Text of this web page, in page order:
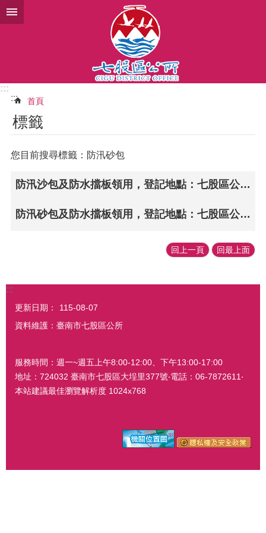
跳到主要內容區塊
:::
:::
首頁
標籤
您目前搜尋標籤：防汛砂包
防汛沙包及防水擋板領用，登記地點：七股區公所；聯絡電話：06-7872611分機179
防汛砂包及防水擋板領用，登記地點：七股區公所；聯絡電話：06-7872611分機249
回上一頁 回最上面
:::
更新日期：
115-08-07
資料維護：臺南市七股區公所
服務時間：週一~週五上午8:00-12:00、下午13:00-17:00
地址：724032 臺南市七股區大埕里377號‧電話：06-7872611‧
本站建議最佳瀏覽解析度 1024x768